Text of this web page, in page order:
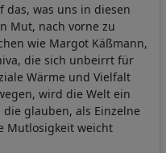
das, was uns in diesen
Mut, nach vorne zu
wie Margot Käßmann,
die sich unbeirrt für
Wärme und Vielfalt
wird die Welt ein
glauben, als Einzelne
Mutlosigkeit weicht